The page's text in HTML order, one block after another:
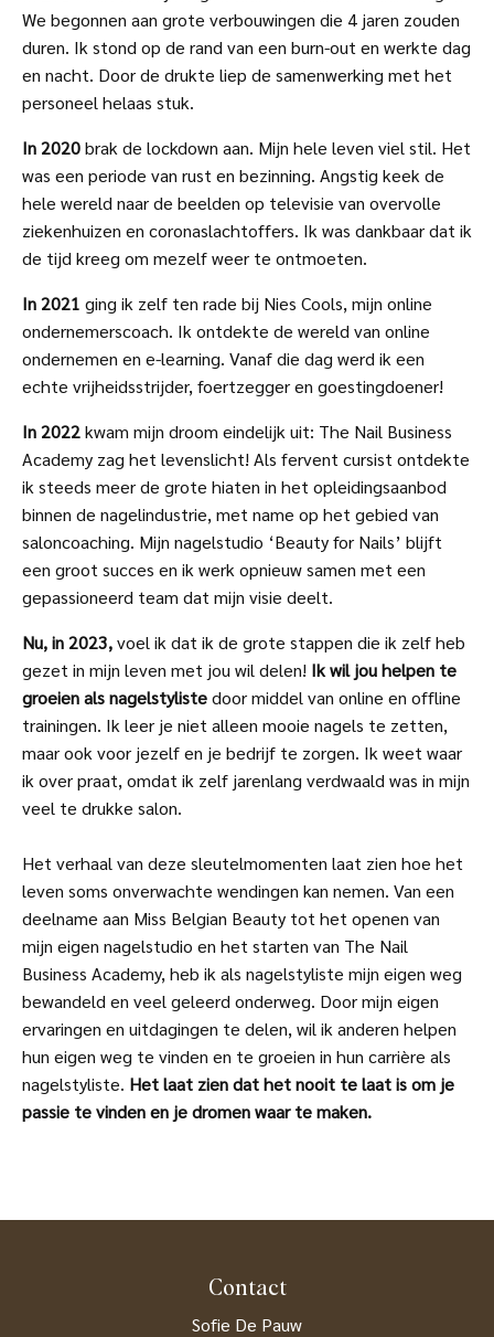
We begonnen aan grote verbouwingen die 4 jaren zouden
duren. Ik stond op de rand van een burn-out en werkte dag
en nacht. Door de drukte liep de samenwerking met het
personeel helaas stuk.
In 2020brak de lockdown aan. Mijn hele leven viel stil. Het
was een periode van rust en bezinning. Angstig keek de
hele wereld naar de beelden op televisie van overvolle
ziekenhuizen en coronaslachtoffers. Ik was dankbaar dat ik
de tijd kreeg om mezelf weer te ontmoeten.
In 2021 ging ik zelf ten rade bij Nies Cools, mijn online
ondernemerscoach. Ik ontdekte de wereld van online
ondernemen en e-learning. Vanaf die dag werd ik een
echte vrijheidsstrijder, foertzegger en goestingdoener!
In 2022kwam mijn droom eindelijk uit: The Nail Business
Academy zag het levenslicht! Als fervent cursist ontdekte
ik steeds meer de grote hiaten in het opleidingsaanbod
binnen de nagelindustrie, met name op het gebied van
saloncoaching. Mijn nagelstudio ‘Beauty for Nails’ blijft
een groot succes en ik werk opnieuw samen met een
gepassioneerd team dat mijn visie deelt.
Nu, in 2023,voel ik dat ik de grote stappen die ik zelf heb
gezet in mijn leven met jou wil delen! Ik wil jou helpen te
groeien als nagelstylistedoor middel van online en offline
trainingen. Ik leer je niet alleen mooie nagels te zetten,
maar ook voor jezelf en je bedrijf te zorgen. Ik weet waar
ik over praat, omdat ik zelf jarenlang verdwaald was in mijn
veel te drukke salon.
Het verhaal van deze sleutelmomenten laat zien hoe het
leven soms onverwachte wendingen kan nemen. Van een
deelname aan Miss Belgian Beauty tot het openen van
mijn eigen nagelstudio en het starten van The Nail
Business Academy, heb ik als nagelstyliste mijn eigen weg
bewandeld en veel geleerd onderweg. Door mijn eigen
ervaringen en uitdagingen te delen, wil ik anderen helpen
hun eigen weg te vinden en te groeien in hun carrière als
nagelstyliste. Het laat zien dat het nooit te laat is om je
passie te vinden en je dromen waar te maken.
Contact
Sofie De Pauw